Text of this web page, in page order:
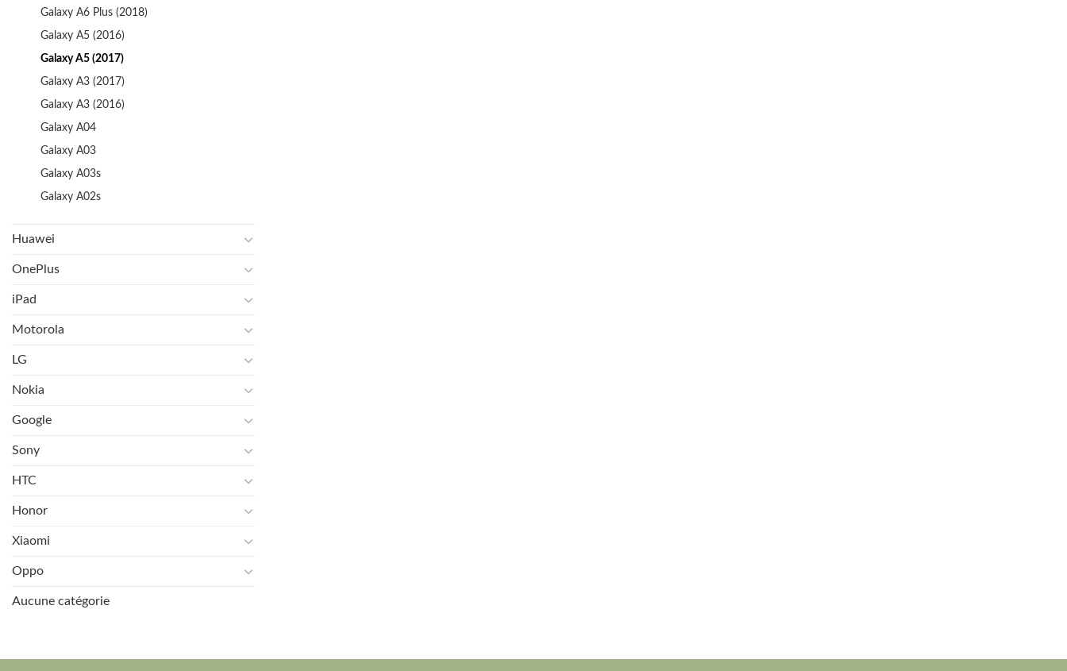
Galaxy A6 Plus (2018)
Galaxy A5 (2016)
Galaxy A5 (2017)
Galaxy A3 (2017)
Galaxy A3 (2016)
Galaxy A04
Galaxy A03
Galaxy A03s
Galaxy A02s
Huawei
OnePlus
iPad
Motorola
LG
Nokia
Google
Sony
HTC
Honor
Xiaomi
Oppo
Aucune catégorie